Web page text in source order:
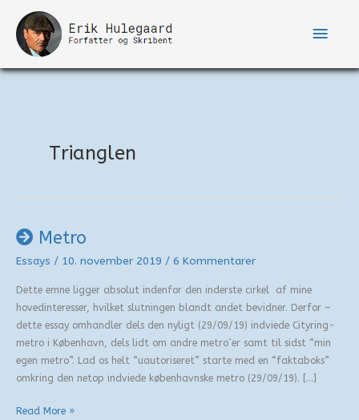
indholdet
Trianglen
Metro
Essays / 10. november 2019 / 6 Kommentarer
Dette emne ligger absolut indenfor den inderste cirkel af mine
hovedinteresser, hvilket slutningen blandt andet bevidner. Derfor –
dette essay omhandler dels den nyligt (29/09/19) indviede Cityring-
metro i København, dels lidt om andre metro´er samt til sidst “min
egen metro”. Lad os helt “uautoriseret” starte med en “faktaboks”
omkring den netop indviede københavnske metro (29/09/19). […]
Metro
Read More »